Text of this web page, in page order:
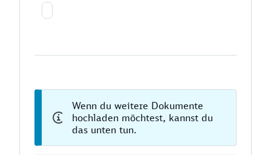
Wenn du weitere Dokumente
hochladen möchtest, kannst du
das unten tun.